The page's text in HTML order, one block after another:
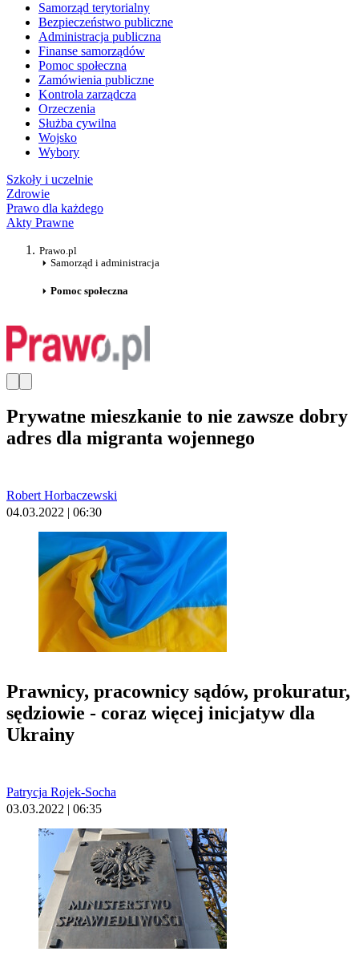
Samorząd terytorialny
Bezpieczeństwo publiczne
Administracja publiczna
Finanse samorządów
Pomoc społeczna
Zamówienia publiczne
Kontrola zarządcza
Orzeczenia
Służba cywilna
Wojsko
Wybory
Szkoły i uczelnie
Zdrowie
Prawo dla każdego
Akty Prawne
Prawo.pl
Samorząd i administracja
Pomoc społeczna
Prywatne mieszkanie to nie zawsze dobry
adres dla migranta wojennego
Robert Horbaczewski
04.03.2022 | 06:30
Prawnicy, pracownicy sądów, prokuratur,
sędziowie - coraz więcej inicjatyw dla
Ukrainy
Patrycja Rojek-Socha
03.03.2022 | 06:35